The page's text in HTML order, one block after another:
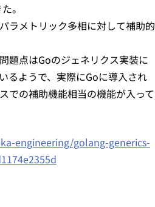
。
ラメトリック多相に対して補助的
題点はGoのジェネリクス実装に
るようで、実際にGoに導入され
での補助機能相当の機能が入って
engineering/golang-generics-